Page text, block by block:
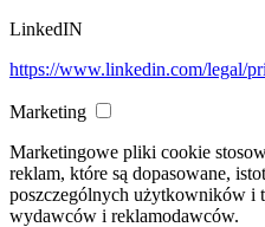
LinkedIN
https://www.linkedin.com/legal/
Marketing
Marketingowe pliki cookie
reklam, które są dopasowane,
poszczególnych użytkowników i
wydawców i reklamodawców.